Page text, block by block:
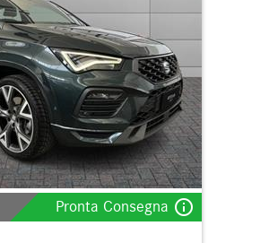
Pronta Consegna info_outline